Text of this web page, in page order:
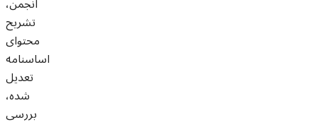
تشریح
محتوای
اساسنامه
تعدیل
شده،
بررسی